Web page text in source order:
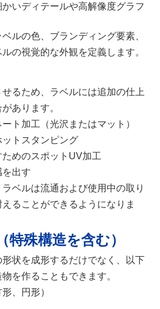
いディテールや高解像度グラフ
ルの色、ブランディング要素、
の視覚的な外観を定義します。
るため、ラベルには追加の仕上
あります。
ト加工（光沢またはマット）
トスタンピング
めのスポットUV加工
出す
ベルは流通および使用中の取り
ることができるようになりま
特殊構造を含む）
状を成形するだけでなく、以下
を作ることもできます。
、円形）